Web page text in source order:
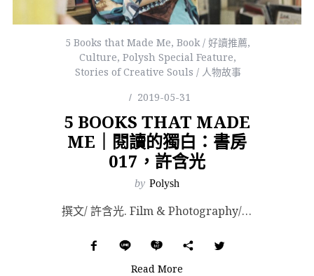
5 Books that Made Me,Book / 好讀推薦,
Culture,Polysh Special Feature,
Stories of Creative Souls / 人物故事
2019-05-31
5 BOOKS THAT MADE
ME｜閱讀的獨白：書房
017，許含光
by Polysh
撰文/ 許含光. Film & Photography/ Manchi. Special t...
Read More